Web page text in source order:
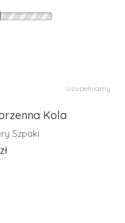
Uzupełniamy
Kola
Szpaki
zł